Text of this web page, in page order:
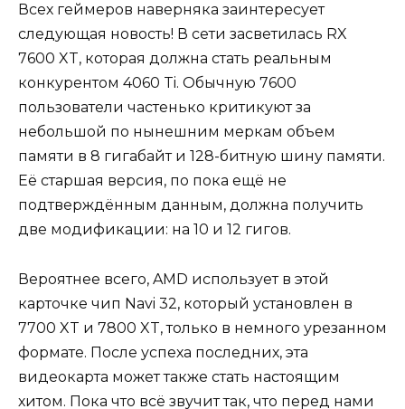
Всех геймеров наверняка заинтересует
следующая новость! В сети засветилась RX
7600 XT, которая должна стать реальным
конкурентом 4060 Ti. Обычную 7600
пользователи частенько критикуют за
небольшой по нынешним меркам объем
памяти в 8 гигабайт и 128-битную шину памяти.
Её старшая версия, по пока ещё не
подтверждённым данным, должна получить
две модификации: на 10 и 12 гигов.
Вероятнее всего, AMD использует в этой
карточке чип Navi 32, который установлен в
7700 XT и 7800 XT, только в немного урезанном
формате. После успеха последних, эта
видеокарта может также стать настоящим
хитом. Пока что всё звучит так, что перед нами